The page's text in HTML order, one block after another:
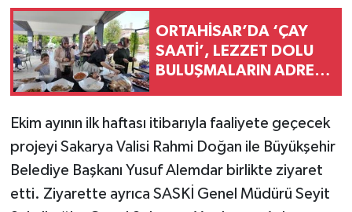
ORTAHİSAR’DA ‘ÇAY
SAATİ’, LEZZET DOLU
BULUŞMALARIN ADRESİ
Ekim ayının ilk haftası itibarıyla faaliyete geçecek
projeyi Sakarya Valisi Rahmi Doğan ile Büyükşehir
Belediye Başkanı Yusuf Alemdar birlikte ziyaret
etti. Ziyarette ayrıca SASKİ Genel Müdürü Seyit